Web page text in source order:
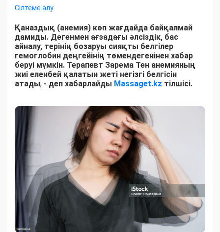
Сілтеме алу
Қаназдық (анемия) көп жағдайда байқалмай
дамиды. Дегенмен ағзадағы әлсіздік, бас
айналу, терінің бозаруы сияқты белгілер
гемоглобин деңгейінің төмендегенінен хабар
беруі мүмкін. Терапевт Зарема Тен анемияның
жиі еленбей қалатын жеті негізгі белгісін
атады, - деп хабарлайды Massaget.kz тілшісі.